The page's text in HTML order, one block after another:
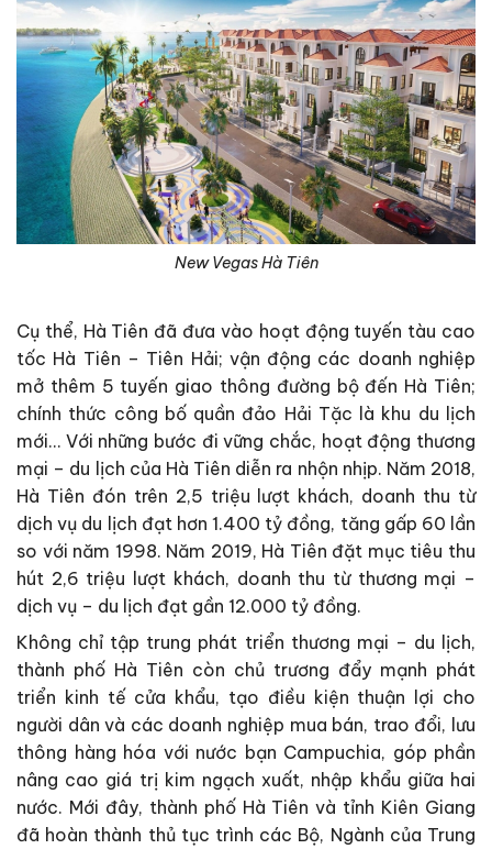
New Vegas Hà Tiên
Cụ thể, Hà Tiên đã đưa vào hoạt động tuyến tàu cao
tốc Hà Tiên – Tiên Hải; vận động các doanh nghiệp
mở thêm 5 tuyến giao thông đường bộ đến Hà Tiên;
chính thức công bố quần đảo Hải Tặc là khu du lịch
mới… Với những bước đi vững chắc, hoạt động thương
mại – du lịch của Hà Tiên diễn ra nhộn nhịp. Năm 2018,
Hà Tiên đón trên 2,5 triệu lượt khách, doanh thu từ
dịch vụ du lịch đạt hơn 1.400 tỷ đồng, tăng gấp 60 lần
so với năm 1998. Năm 2019, Hà Tiên đặt mục tiêu thu
hút 2,6 triệu lượt khách, doanh thu từ thương mại –
dịch vụ – du lịch đạt gần 12.000 tỷ đồng.
Không chỉ tập trung phát triển thương mại – du lịch,
thành phố Hà Tiên còn chủ trương đẩy mạnh phát
triển kinh tế cửa khẩu, tạo điều kiện thuận lợi cho
người dân và các doanh nghiệp mua bán, trao đổi, lưu
thông hàng hóa với nước bạn Campuchia, góp phần
nâng cao giá trị kim ngạch xuất, nhập khẩu giữa hai
nước. Mới đây, thành phố Hà Tiên và tỉnh Kiên Giang
đã hoàn thành thủ tục trình các Bộ, Ngành của Trung